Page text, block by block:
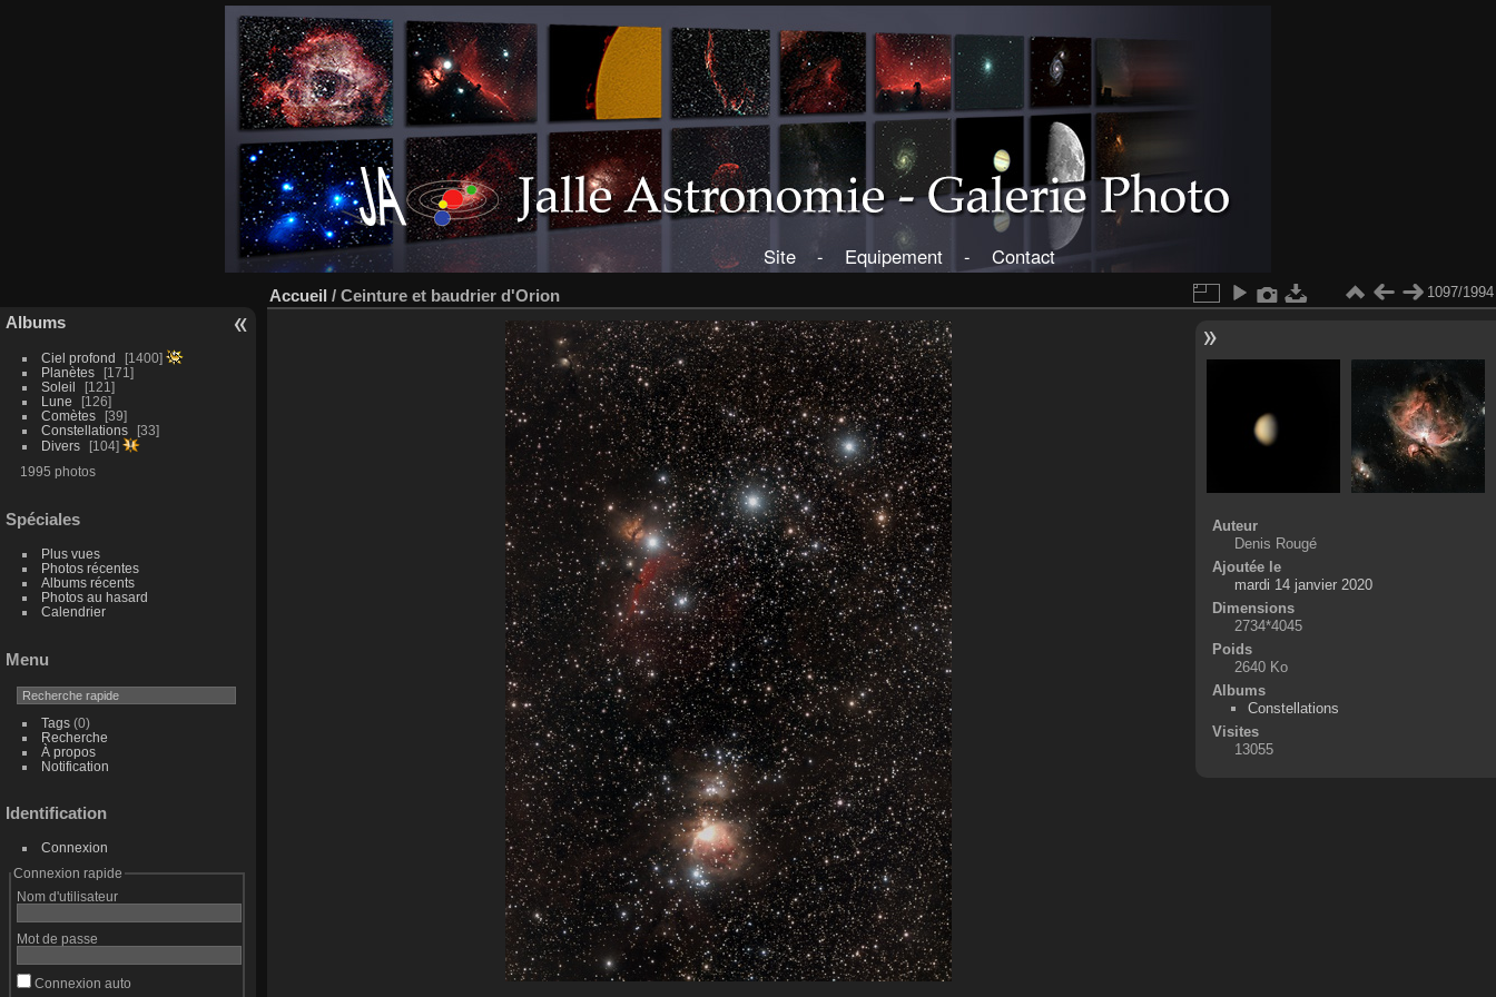
Site - Equipement - Contact
Albums
Ciel profond
1400
Planètes
171
Soleil
121
Lune
126
Comètes
39
Constellations
33
Divers
104
1995 photos
Spéciales
Plus vues
Photos récentes
Albums récents
Photos au hasard
Calendrier
Menu
Tags(0)
Recherche
À propos
Notification
Identification
Connexion
Connexion rapide
Nom d'utilisateur
Mot de passe
Connexion auto
Accueil / Ceinture et baudrier d'Orion 1097/1994
Auteur
Denis Rougé
Ajoutée le
mardi 14 janvier 2020
Dimensions
2734*4045
Poids
2640 Ko
Albums
Constellations
Visites
13055